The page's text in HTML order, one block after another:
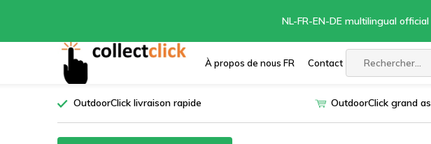
À propos de nous FR Contact
NL-FR-EN-DE multilingual official
OutdoorClick livraison rapide OutdoorClick grand